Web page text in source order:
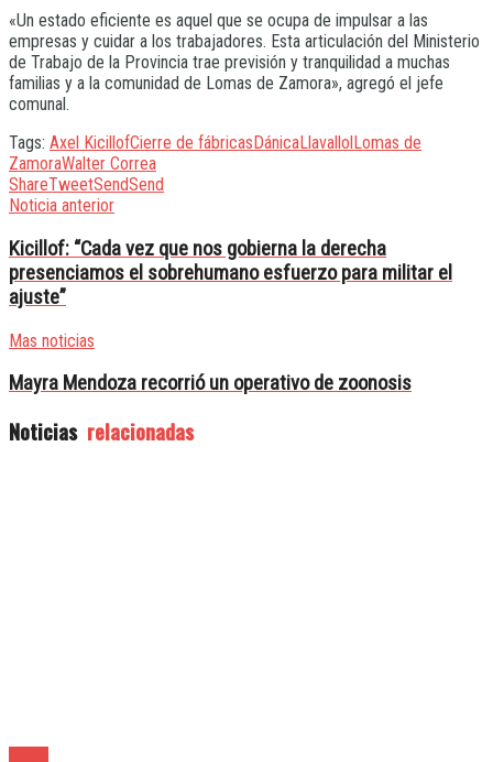
«Un estado eficiente es aquel que se ocupa de impulsar a las
empresas y cuidar a los trabajadores. Esta articulación del Ministerio
de Trabajo de la Provincia trae previsión y tranquilidad a muchas
familias y a la comunidad de Lomas de Zamora», agregó el jefe
comunal.
Tags: Axel KicillofCierre de fábricasDánicaLlavallolLomas de
ZamoraWalter Correa
ShareTweetSendSend
Noticia anterior
Kicillof: “Cada vez que nos gobierna la derecha
presenciamos el sobrehumano esfuerzo para militar el
ajuste”
Mas noticias
Mayra Mendoza recorrió un operativo de zoonosis
Noticias relacionadas